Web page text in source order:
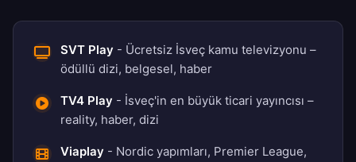
SVT Play - Ücretsiz İsveç kamu televizyonu –
ödüllü dizi, belgesel, haber
TV4 Play - İsveç'in en büyük ticari yayıncısı –
reality, haber, dizi
Viaplay - Nordic yapımları, Premier League,